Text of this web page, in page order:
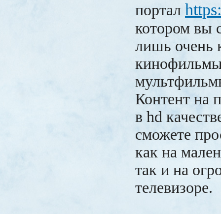
портал
котором вы
лишь очень
Контент на
в hd
сможете
как на
так и на
телевизоре.